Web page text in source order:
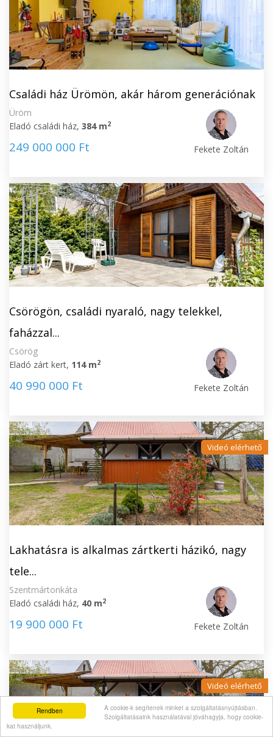
Rendben
A cookie-k segítenek minket a szolgáltatásnyújtásban.
Szolgáltatásaink használatával jóváhagyja, hogy cookie-
kat használjunk.
Családi ház Ürömön, akár három generációnak
Üröm
Eladó családi ház, 384 m2
249 000 000 Ft Fekete Zoltán
Csörögön, családi nyaraló, nagy telekkel,
faházzal...
Csörög
Eladó zárt kert, 114 m2
40 990 000 Ft Fekete Zoltán
Videó elérhető
Lakhatásra is alkalmas zártkerti házikó, nagy
tele...
Szentmártonkáta
Eladó családi ház, 40 m2
19 900 000 Ft Fekete Zoltán
Videó elérhető